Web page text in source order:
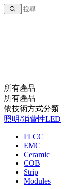
所有產品
所有產品
依技術⽅式分類
照明/消費性LED
PLCC
EMC
Ceramic
COB
Strip
Modules